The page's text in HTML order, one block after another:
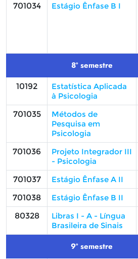
701034 Estágio Ênfase B I
8º semestre
10192
Estatística Aplicada
à Psicologia
701035
Métodos de
Pesquisa em
Psicologia
701036
Projeto Integrador III
- Psicologia
701037 Estágio Ênfase A II
701038
Estágio Ênfase B II
80328
Libras I - A - Língua
Brasileira de Sinais
9º semestre